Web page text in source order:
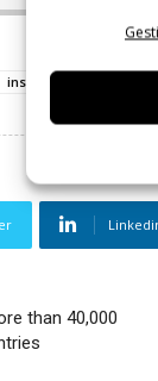
insalate in busta
than 40,000